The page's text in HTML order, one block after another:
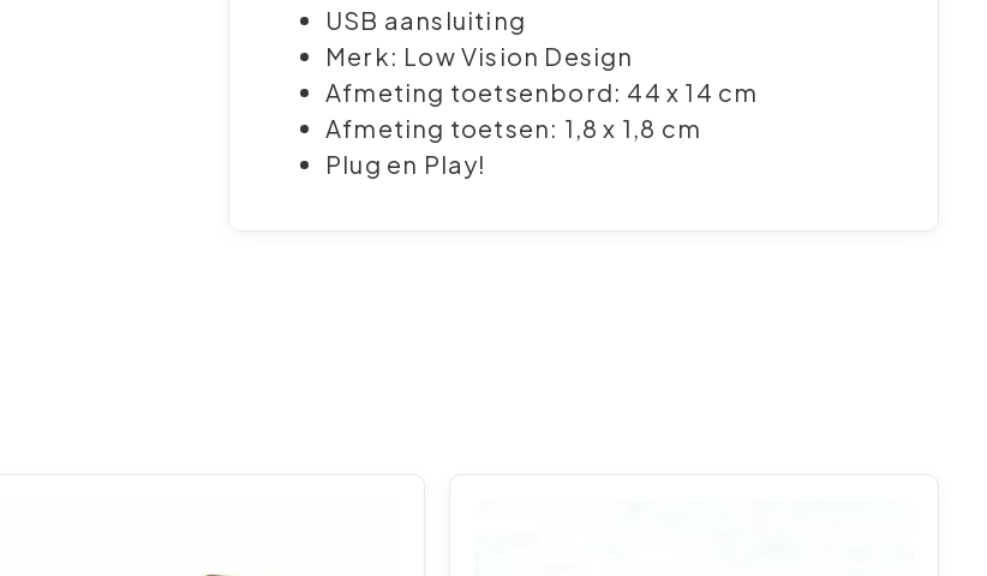
USB aansluiting
Merk: Low Vision Design
Afmeting toetsenbord: 44 x 14 cm
Afmeting toetsen: 1,8 x 1,8 cm
Plug en Play!